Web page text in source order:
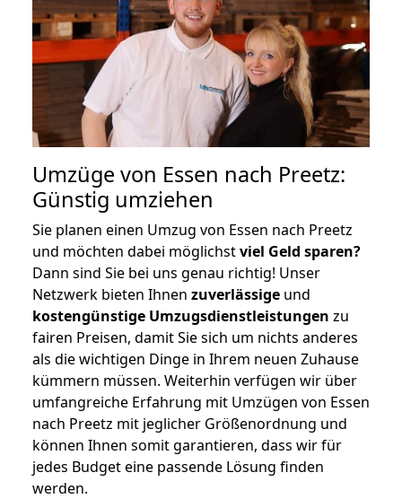
Umzüge von Essen nach Preetz:
Günstig umziehen
Sie planen einen Umzug von Essen nach Preetz
und möchten dabei möglichstviel Geld sparen?
Dann sind Sie bei uns genau richtig! Unser
Netzwerk bieten Ihnen zuverlässige und
kostengünstige Umzugsdienstleistungen zu
fairen Preisen, damit Sie sich um nichts anderes
als die wichtigen Dinge in Ihrem neuen Zuhause
kümmern müssen. Weiterhin verfügen wir über
umfangreiche Erfahrung mit Umzügen von Essen
nach Preetz mit jeglicher Größenordnung und
können Ihnen somit garantieren, dass wir für
jedes Budget eine passende Lösung finden
werden.